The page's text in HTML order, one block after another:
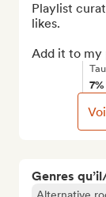
Genres
Playlist
likes.
Add it to my
7%